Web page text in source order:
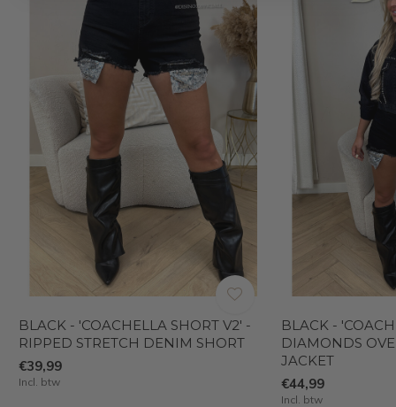
BLACK - 'COACHELLA SHORT V2' -
RIPPED STRETCH DENIM SHORT
€39,99
Incl. btw
BLACK -
DIAMONDS
JACKET
€44,99
Incl. btw